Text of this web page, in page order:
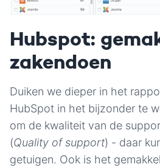
Hubspot:
zakendoen
Duiken we dieper in het
HubSpot in het bijzonder te
om de kwaliteit van de
(Quality of support) - daar
getuigen. Ook is het